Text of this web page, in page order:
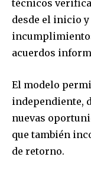
técnicos
desde el inicio
acuerdos
El modelo
independiente,
nuevas
que también
de retorno.